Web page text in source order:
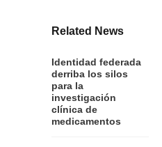
Related News
Identidad federada
derriba los silos
para la
investigación
clínica de
medicamentos